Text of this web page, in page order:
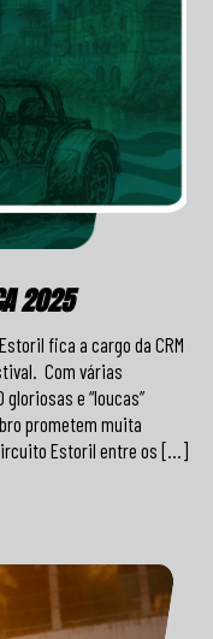
2025
fica a cargo da CRM
Com várias
e “loucas”
prometem muita
Circuito Estoril entre os […]